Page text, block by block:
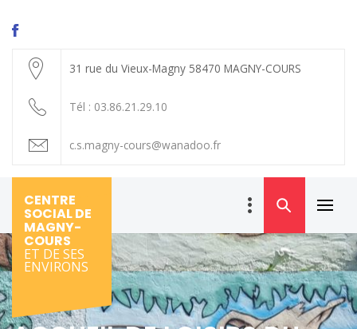
31 rue du Vieux-Magny 58470 MAGNY-COURS
Tél : 03.86.21.29.10
c.s.magny-cours@wanadoo.fr
CENTRE
SOCIAL DE
MAGNY-
COURS
ET DE SES
ENVIRONS
Menu